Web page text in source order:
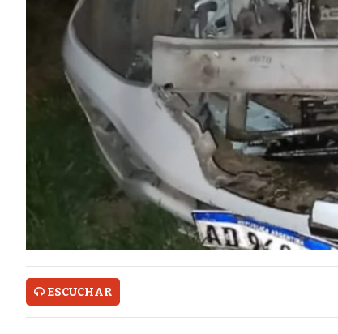
PRONÓSTICO
HORÓSCOPO
QUÉ ES
CHANGUITO.COM.AR Y CÓMO
FUNCIONA: CREAR TIENDAS
ONLINE CON PEDIDOS POR
ARGENTINA:
ESCUCHAR